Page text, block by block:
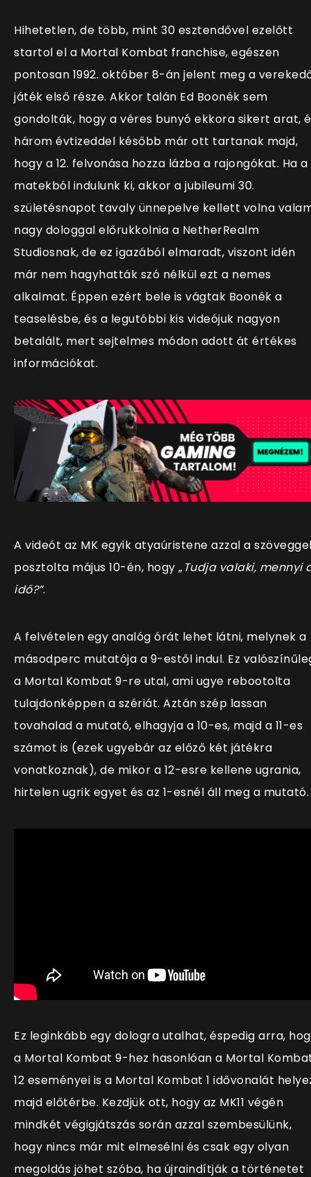
Hihetetlen, de több, mint 30 esztendővel ezelőtt
startol el a Mortal Kombat franchise, egészen
pontosan 1992. október 8-án jelent meg a
játék első része. Akkor talán Ed Boonék sem
gondolták, hogy a véres bunyó ekkora sikert arat,
három évtizeddel később már ott tartanak majd,
hogy a 12. felvonása hozza lázba a rajongókat. Ha a
matekból indulunk ki, akkor a jubileumi 30.
születésnapot tavaly ünnepelve kellett volna
nagy dologgal előrukkolnia a NetherRealm
Studiosnak, de ez igazából elmaradt, viszont idén
már nem hagyhatták szó nélkül ezt a nemes
alkalmat. Éppen ezért bele is vágtak Boonék a
teaselésbe, és a legutóbbi kis videójuk nagyon
betalált, mert sejtelmes módon adott át értékes
információkat.
A videót az MK egyik atyaúristene azzal a
posztolta május 10-én, hogy „ Tudja valaki, mennyi
idő?”.
A felvételen egy analóg órát lehet látni, melynek a
másodperc mutatója a 9-estől indul. Ez
a Mortal Kombat 9-re utal, ami ugye rebootolta
tulajdonképpen a szériát. Aztán szép lassan
tovahalad a mutató, elhagyja a 10-es, majd a 11-es
számot is (ezek ugyebár az előző két játékra
vonatkoznak), de mikor a 12-esre kellene ugrania,
hirtelen ugrik egyet és az 1-esnél áll meg a mutató.
Ez leginkább egy dologra utalhat, éspedig arra,
a Mortal Kombat 9-hez hasonlóan a Mortal
12 eseményei is a Mortal Kombat 1 idővonalát
majd előtérbe. Kezdjük ott, hogy az MK11 végén
mindkét végigjátszás során azzal szembesülünk,
hogy nincs már mit elmesélni és csak egy olyan
megoldás jöhet szóba, ha újraindítják a történetet